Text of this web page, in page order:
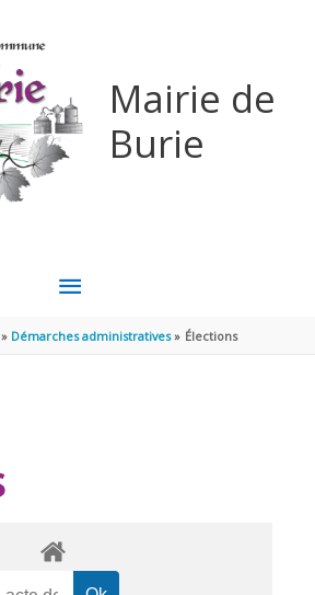
Mairie de
Burie
MENU
PRINCIPAL
Démarches administratives Élections